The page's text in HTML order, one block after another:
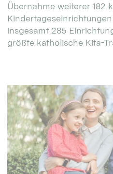
Übernahme weiterer 182
insgesamt 285
größte katholische Kita-